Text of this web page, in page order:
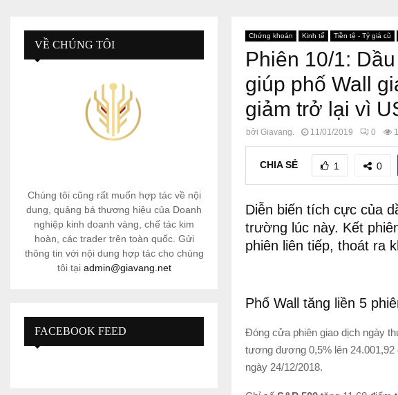
Chứng khoán Kinh tế Tiền tệ - Tỷ giá cũ
Phiên 10/1:
giúp phố Wall
giảm trở lại vì
bởi Giavang. 11/01/2019 0
CHIA SẺ 1 0
Diễn biến tích cực của
trường lúc này. Kết
phiên liên tiếp, thoát ra
Phố Wall tăng liền 5
Đóng cửa phiên giao dịch ngày
tương đương 0,5% lên
ngày 24/12/2018.
VỀ CHÚNG TÔI
Chúng tôi cũng rất muốn hợp tác về nội
dung, quảng bá thương hiệu của Doanh
nghiệp kinh doanh vàng, chế tác kim
hoàn, các trader trên toàn quốc. Gửi
thông tin với nội dung hợp tác cho chúng
tôi tại admin@giavang.net
FACEBOOK FEED